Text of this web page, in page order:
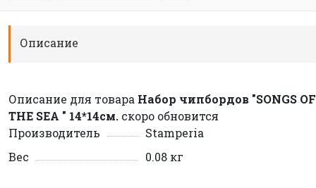
Описание
Описание для товара Набор чипбордов "SONGS OF
THE SEA " 14*14см. скоро обновится
Производитель
Stamperia
Вес
0.08 кг